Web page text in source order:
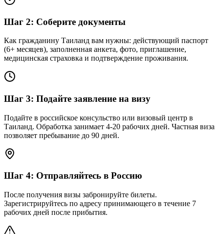
Шаг 2: Соберите документы
Как гражданину Таиланд вам нужны: действующий паспорт
(6+ месяцев), заполненная анкета, фото, приглашение,
медицинская страховка и подтверждение проживания.
Шаг 3: Подайте заявление на визу
Подайте в российское консульство или визовый центр в
Таиланд. Обработка занимает 4-20 рабочих дней. Частная виза
позволяет пребывание до 90 дней.
Шаг 4: Отправляйтесь в Россию
После получения визы забронируйте билеты.
Зарегистрируйтесь по адресу принимающего в течение 7
рабочих дней после прибытия.